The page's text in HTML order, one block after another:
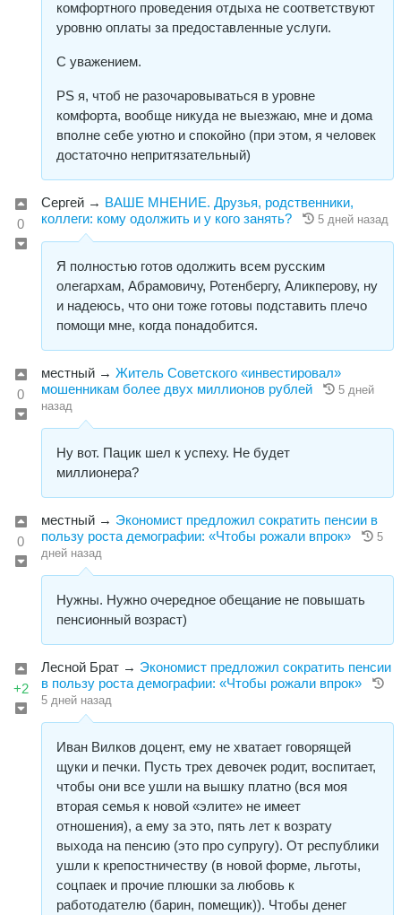
комфортного проведения отдыха не соответствуют
уровню оплаты за предоставленные услуги.
С уважением.
РS я, чтоб не разочаровываться в уровне
комфорта, вообще никуда не выезжаю, мне и дома
вполне себе уютно и спокойно (при этом, я человек
достаточно непритязательный)
0
Сергей → ВАШЕ МНЕНИЕ. Друзья, родственники,
коллеги: кому одолжить и у кого занять?
5 дней назад
Я полностью готов одолжить всем русским
олегархам, Абрамовичу, Ротенбергу, Аликперову, ну
и надеюсь, что они тоже готовы подставить плечо
помощи мне, когда понадобится.
0
местный → Житель Советского «инвестировал»
мошенникам более двух миллионов рублей
5 дней
назад
Ну вот. Пацик шел к успеху. Не будет
миллионера?
0
местный → Экономист предложил сократить пенсии в
пользу роста демографии: «Чтобы рожали впрок»
5
дней назад
Нужны. Нужно очередное обещание не повышать
пенсионный возраст)
+2
Лесной Брат → Экономист предложил сократить пенсии
в пользу роста демографии: «Чтобы рожали впрок»
5 дней назад
Иван Вилков доцент, ему не хватает говорящей
щуки и печки. Пусть трех девочек родит, воспитает,
чтобы они все ушли на вышку платно (вся моя
вторая семья к новой «элите» не имеет
отношения), а ему за это, пять лет к возрату
выхода на пенсию (это про супругу). От республики
ушли к крепостничеству (в новой форме, льготы,
соцпаек и прочие плюшки за любовь к
работодателю (барин, помещик)). Чтобы денег